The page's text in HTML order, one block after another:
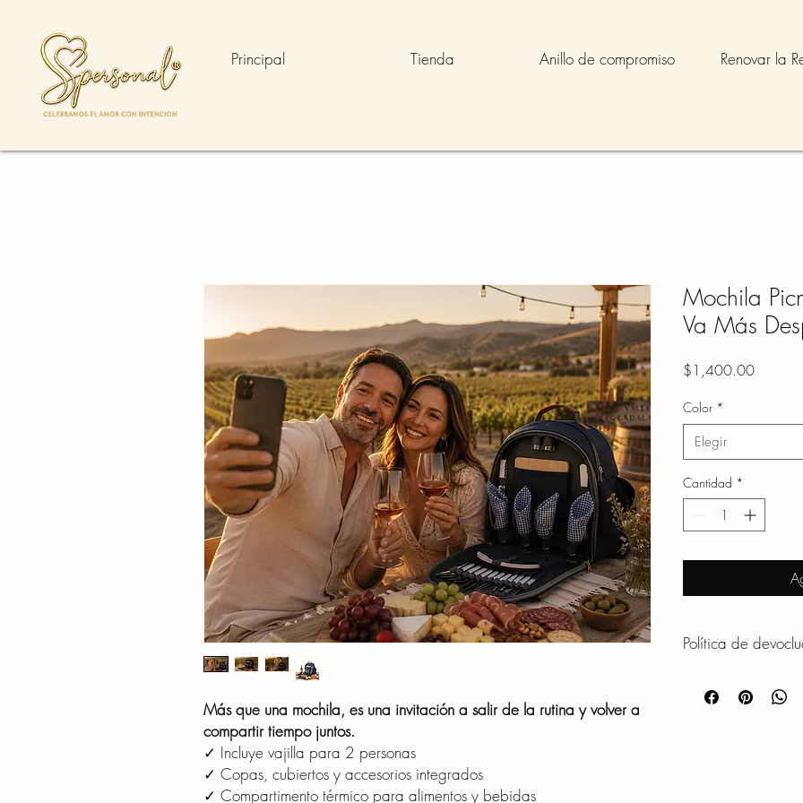
Principal Tienda Anillo de compromiso Renovar la
Más que una mochila, es una invitación a salir de la rutina y volver a
compartir tiempo juntos.
✓ Incluye vajilla para 2 personas
✓ Copas, cubiertos y accesorios integrados
✓ Compartimento térmico para alimentos y bebidas
Mochila
Va Más
$1,400.00Precio
Color *
Elegir
Cantidad *
Política de
Debido a que muchos